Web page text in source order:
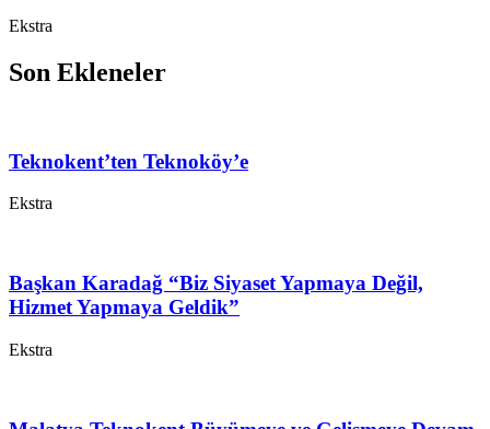
Ekstra
Son Ekleneler
Teknokent’ten Teknoköy’e
Ekstra
Başkan Karadağ “Biz Siyaset Yapmaya Değil,
Hizmet Yapmaya Geldik”
Ekstra